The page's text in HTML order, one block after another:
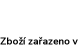
Zboží zařazeno